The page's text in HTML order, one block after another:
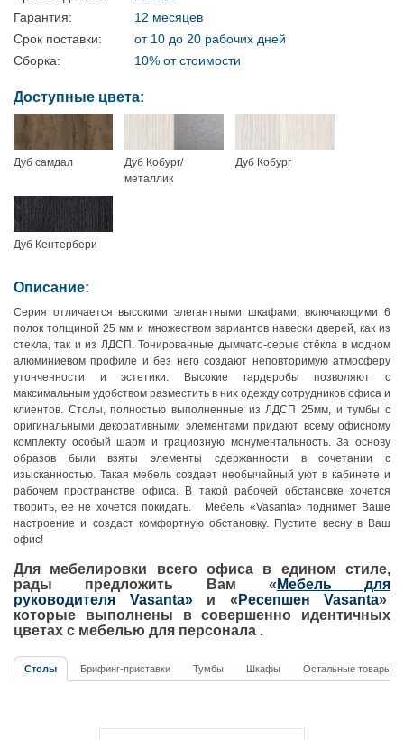
Гарантия:
12 месяцев
Срок поставки:
от 10 до 20 рабочих дней
Сборка:
10% от стоимости
Доступные цвета:
Дуб самдал
Дуб Кобург/
металлик
Дуб Кобург
Дуб Кентербери
Описание:
Серия отличается высокими элегантными шкафами, включающими 6
полок толщиной 25 мм и множеством вариантов навески дверей, как из
стекла, так и из ЛДСП. Тонированные дымчато-серые стёкла в модном
алюминиевом профиле и без него создают неповторимую атмосферу
утонченности и эстетики. Высокие гардеробы позволяют с
максимальным удобством разместить в них одежду сотрудников офиса и
клиентов. Столы, полностью выполненные из ЛДСП 25мм, и тумбы с
оригинальными декоративными элементами придают всему офисному
комплекту особый шарм и грациозную монументальность. За основу
образов были взяты элементы сдержанности в сочетании с
изысканностью. Такая мебель создает необычайный уют в кабинете и
рабочем пространстве офиса. В такой рабочей обстановке хочется
творить, ее не хочется покидать. Мебель «Vasanta» поднимет Ваше
настроение и создаст комфортную обстановку. Пустите весну в Ваш
офис!
Для мебелировки всего офиса в едином стиле,
рады предложить Вам « Мебель для
руководителя Vasanta»и « Ресепшен Vasanta»
которые выполнены в совершенно идентичных
цветах с мебелью для персонала .
Столы Брифинг-приставки Тумбы Шкафы Остальные товары